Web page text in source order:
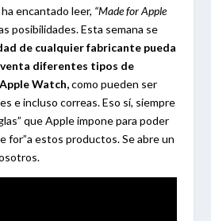
encantado leer, “Made for Apple
posibilidades. Esta semana se
de cualquier fabricante pueda
venta diferentes tipos de
Watch,como pueden ser
e incluso correas. Eso sí, siempre
que Apple impone para poder
for”a estos productos. Se abre un